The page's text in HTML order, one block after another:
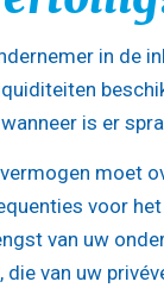
in de
is er
moet
voor
van uw
die van uw